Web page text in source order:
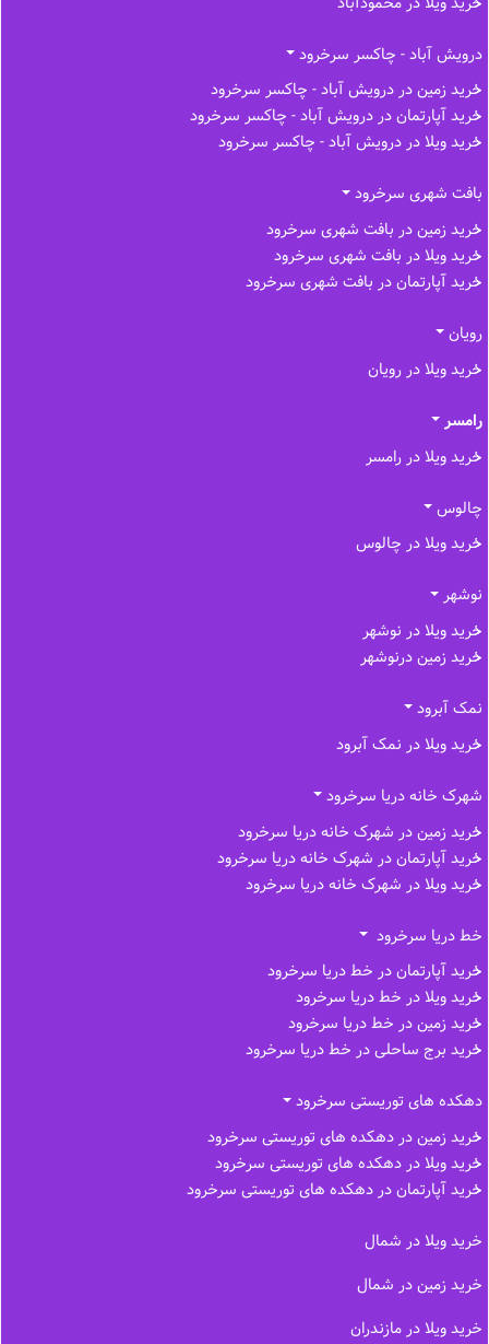
درویش آباد - چاکسر سرخرود
خرید زمین در درویش آباد - چاکسر سرخرود
خرید آپارتمان در درویش آباد - چاکسر سرخرود
خرید ویلا در درویش آباد - چاکسر سرخرود
بافت شهری سرخرود
خرید زمین در بافت شهری سرخرود
خرید ویلا در بافت شهری سرخرود
خرید آپارتمان در بافت شهری سرخرود
رویان
خرید ویلا در رویان
رامسر
خرید ویلا در رامسر
چالوس
خرید ویلا در چالوس
نوشهر
خرید ویلا در نوشهر
خرید زمین درنوشهر
نمک آبرود
خرید ویلا در نمک آبرود
شهرک خانه دریا سرخرود
خرید زمین در شهرک خانه دریا سرخرود
خرید آپارتمان در شهرک خانه دریا سرخرود
خرید ویلا در شهرک خانه دریا سرخرود
خط دریا سرخرود
خرید آپارتمان در خط دریا سرخرود
خرید ویلا در خط دریا سرخرود
خرید زمین در خط دریا سرخرود
خرید برج ساحلی در خط‌ دریا سرخرود
دهکده های توریستی سرخرود
خرید زمین در دهکده های توریستی سرخرود
خرید ویلا در دهکده های توریستی سرخرود
خرید آپارتمان در دهکده های توریستی سرخرود
خرید ویلا در شمال
خرید زمین در شمال
خرید ویلا در مازندران